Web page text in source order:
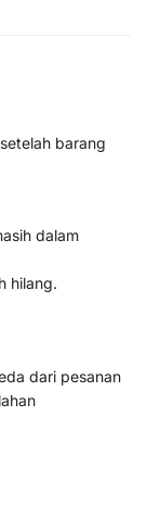
barang
dalam
hilang.
dari pesanan